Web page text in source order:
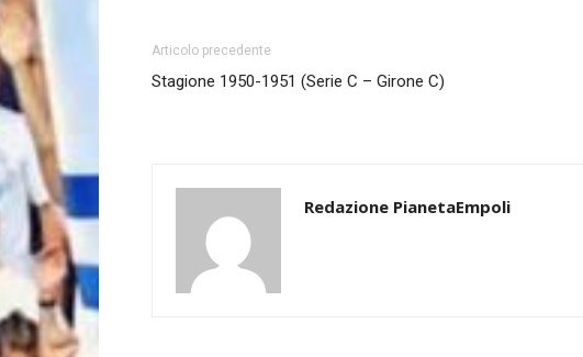
Articolo precedente
Stagione 1950-1951 (Serie C – Girone C)
Redazione PianetaEmpoli